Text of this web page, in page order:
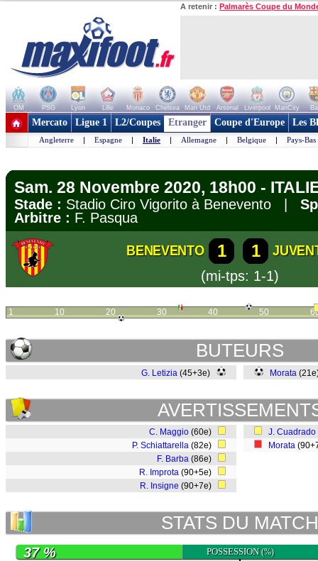
A retenir : Palmarès Coupe du
OM PSG Lyon Lille Monaco Chelsea Man Utd Arsenal Liverpool ManCity
+ de clubs
Mercato Ligue 1 L2/Coupes Etranger Coupe d'Europe Les
Angleterre | Espagne | Italie | Allemagne | Belgique | Pays-Bas
Sam. 28 Novembre 2020, 18h00 -
Stade : Stadio Ciro Vigorito à Benevento |
Arbitre : F. Pasqua
BENEVENTO 1 1
(mi-tps: 1-1)
1 10 20 30 40 50
BUTEURS
G. Letizia (45+3e) Morata
C. Maggio (60e)
P. Schiattarella (82e)
F. Barba (86e)
R. Improta (90+5e)
R. Insigne (90+7e)
J. Cuadrado
Morata
STATS DU MATCH
POSSESSION(%)
37 %